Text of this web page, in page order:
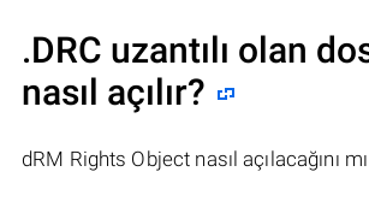
.DRC uzantılı olan
nasıl açılır?
dRM Rights Object nasıl açılacağını